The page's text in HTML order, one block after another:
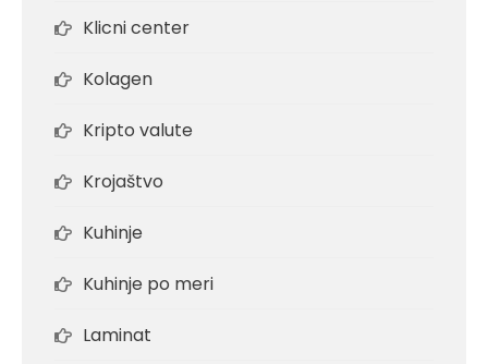
Klicni center
Kolagen
Kripto valute
Krojaštvo
Kuhinje
Kuhinje po meri
Laminat